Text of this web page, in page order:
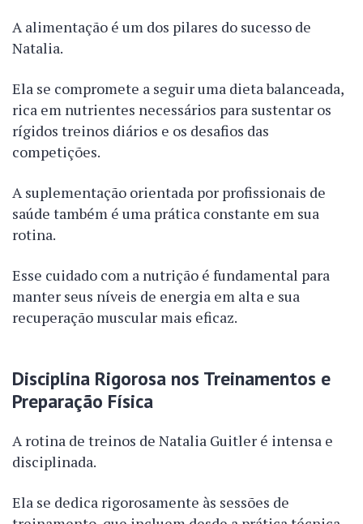
A alimentação é um dos pilares do sucesso de
Natalia.
Ela se compromete a seguir uma dieta balanceada,
rica em nutrientes necessários para sustentar os
rígidos treinos diários e os desafios das
competições.
A suplementação orientada por profissionais de
saúde também é uma prática constante em sua
rotina.
Esse cuidado com a nutrição é fundamental para
manter seus níveis de energia em alta e sua
recuperação muscular mais eficaz.
Disciplina Rigorosa nos Treinamentos e
Preparação Física
A rotina de treinos de Natalia Guitler é intensa e
disciplinada.
Ela se dedica rigorosamente às sessões de